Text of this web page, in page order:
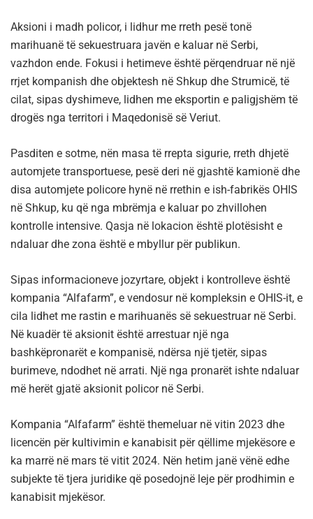
Aksioni i madh policor, i lidhur me rreth pesë tonë
marihuanë të sekuestruara javën e kaluar në Serbi,
vazhdon ende. Fokusi i hetimeve është përqendruar në një
rrjet kompanish dhe objektesh në Shkup dhe Strumicë, të
cilat, sipas dyshimeve, lidhen me eksportin e paligjshëm të
drogës nga territori i Maqedonisë së Veriut.
Pasditen e sotme, nën masa të rrepta sigurie, rreth dhjetë
automjete transportuese, pesë deri në gjashtë kamionë dhe
disa automjete policore hynë në rrethin e ish-fabrikës OHIS
në Shkup, ku që nga mbrëmja e kaluar po zhvillohen
kontrolle intensive. Qasja në lokacion është plotësisht e
ndaluar dhe zona është e mbyllur për publikun.
Sipas informacioneve jozyrtare, objekt i kontrolleve është
kompania “Alfafarm”, e vendosur në kompleksin e OHIS-it, e
cila lidhet me rastin e marihuanës së sekuestruar në Serbi.
Në kuadër të aksionit është arrestuar një nga
bashkëpronarët e kompanisë, ndërsa një tjetër, sipas
burimeve, ndodhet në arrati. Një nga pronarët ishte ndaluar
më herët gjatë aksionit policor në Serbi.
Kompania “Alfafarm” është themeluar në vitin 2023 dhe
licencën për kultivimin e kanabisit për qëllime mjekësore e
ka marrë në mars të vitit 2024. Nën hetim janë vënë edhe
subjekte të tjera juridike që posedojnë leje për prodhimin e
kanabisit mjekësor.